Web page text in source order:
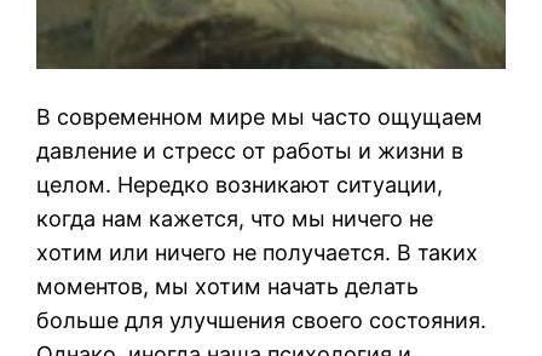
В современном мире мы часто ощущаем
давление и стресс от работы и жизни в
целом. Нередко возникают ситуации,
когда нам кажется, что мы ничего не
хотим или ничего не получается. В таких
моментов, мы хотим начать делать
больше для улучшения своего состояния.